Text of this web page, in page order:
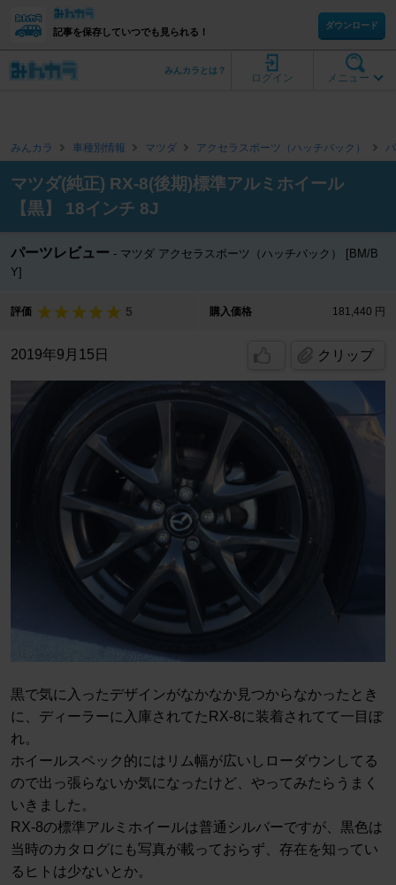
記事を保存していつでも見られる！
ダウンロード
メニュー
ログイン
みんカラとは？
みんカラ 車種別情報 マツダ アクセラスポーツ（ハッチバック）
マツダ(純正) RX-8(後期)標準アルミホイール
【黒】 18インチ 8J
パーツレビュー
マツダ アクセラスポーツ（ハッチバック） [BM/B
Y]
評価 5 購入価格 181,440 円
2019年9月15日 クリップ
黒で気に入ったデザインがなかなか見つからなかったとき
に、ディーラーに入庫されてたRX-8に装着されてて一目ぼ
れ。
ホイールスペック的にはリム幅が広いしローダウンしてる
ので出っ張らないか気になったけど、やってみたらうまく
いきました。
RX-8の標準アルミホイールは普通シルバーですが、黒色は
当時のカタログにも写真が載っておらず、存在を知ってい
るヒトは少ないとか。